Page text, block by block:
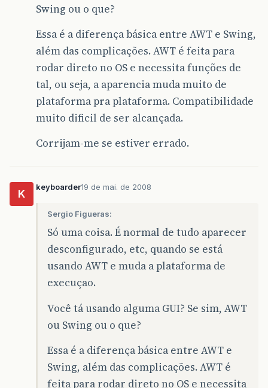
Swing ou o que?
Essa é a diferença básica entre AWT e Swing,
além das complicações. AWT é feita para
rodar direto no OS e necessita funções de
tal, ou seja, a aparencia muda muito de
plataforma pra plataforma. Compatibilidade
muito dificil de ser alcançada.
Corrijam-me se estiver errado.
K
keyboarder19 de mai. de 2008
Sergio Figueras:
Só uma coisa. É normal de tudo aparecer
desconfigurado, etc, quando se está
usando AWT e muda a plataforma de
execuçao.
Você tá usando alguma GUI? Se sim, AWT
ou Swing ou o que?
Essa é a diferença básica entre AWT e
Swing, além das complicações. AWT é
feita para rodar direto no OS e necessita